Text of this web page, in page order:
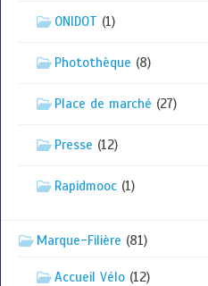
ONIDOT (1)
Photothèque (8)
Place de marché (27)
Presse (12)
Rapidmooc (1)
Marque-Filière (81)
Accueil Vélo (12)